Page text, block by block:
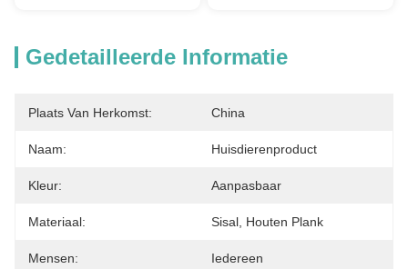
Gedetailleerde Informatie
Plaats Van Herkomst: China
Naam: Huisdierenproduct
Kleur: Aanpasbaar
Materiaal: Sisal, Houten Plank
Mensen: Iedereen